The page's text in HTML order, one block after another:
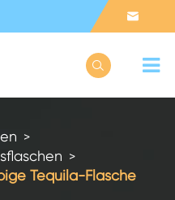


Tequila-Flasche